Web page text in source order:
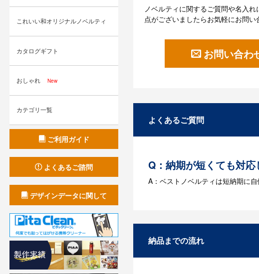
ノベルティに関するご質問や名入
点がございましたらお気軽にお問い
お問い合わ
よくあるご質問
Q：納期が短くても対
A：ベストノベルティは短納期に
納品までの流れ
これいい和オリジナルノベルティ
カタログギフト
おしゃれ New
カテゴリ一覧
ご利用ガイド
よくあるご諮問
デザインデータに関して